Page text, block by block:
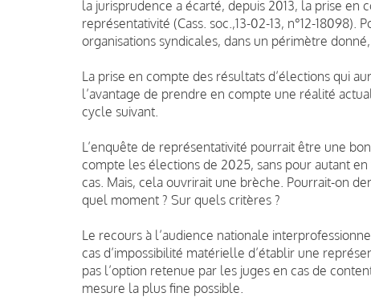
la jurisprudence a écarté, depuis 2013, la prise
représentativité (Cass. soc.,13-02-13, n°12-
organisations syndicales, dans un périmètre
La prise en compte des résultats d’élections qui
l’avantage de prendre en compte une réalité
cycle suivant.
L’enquête de représentativité pourrait être une
compte les élections de 2025, sans pour autant
cas. Mais, cela ouvrirait une brèche. Pourrait-on
quel moment ? Sur quels critères ?
Le recours à l’audience nationale
cas d’impossibilité matérielle d’établir une
pas l’option retenue par les juges en cas de
mesure la plus fine possible.